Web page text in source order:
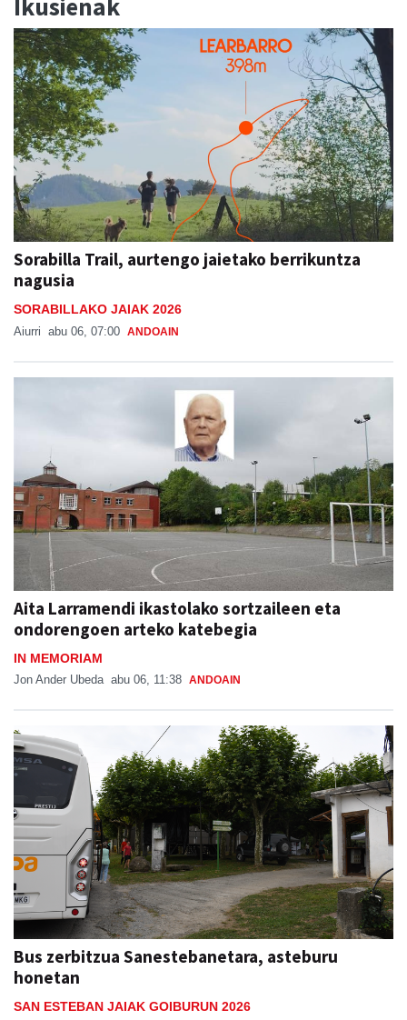
Ikusienak
Sorabilla Trail, aurtengo jaietako berrikuntza
nagusia
SORABILLAKO JAIAK 2026
Aiurri abu 06, 07:00 ANDOAIN
Aita Larramendi ikastolako sortzaileen eta
ondorengoen arteko katebegia
IN MEMORIAM
Jon Ander Ubeda abu 06, 11:38 ANDOAIN
Bus zerbitzua Sanestebanetara, asteburu
honetan
SAN ESTEBAN JAIAK GOIBURUN 2026